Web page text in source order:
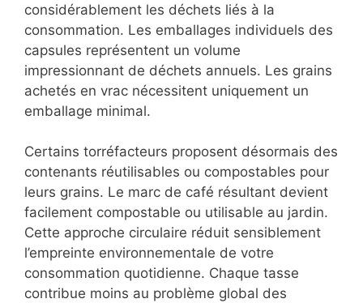
considérablement les déchets liés à la
consommation. Les emballages individuels des
capsules représentent un volume
impressionnant de déchets annuels. Les grains
achetés en vrac nécessitent uniquement un
emballage minimal.
Certains torréfacteurs proposent désormais des
contenants réutilisables ou compostables pour
leurs grains. Le marc de café résultant devient
facilement compostable ou utilisable au jardin.
Cette approche circulaire réduit sensiblement
l’empreinte environnementale de votre
consommation quotidienne. Chaque tasse
contribue moins au problème global des